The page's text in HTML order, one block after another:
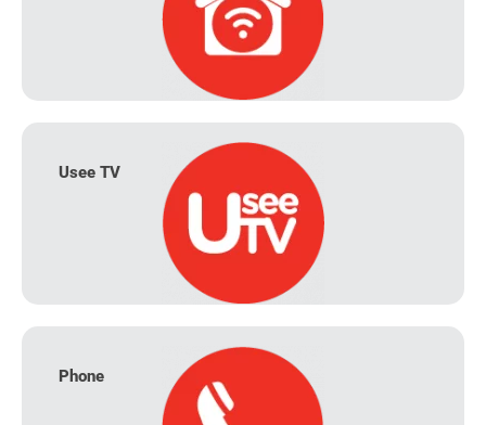
Usee TV
Phone